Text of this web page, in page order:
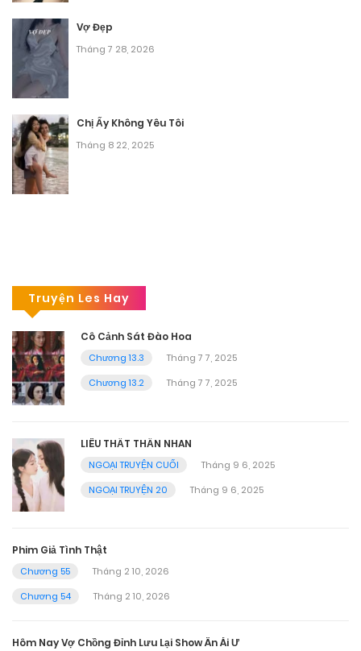
Vợ Đẹp
Tháng 7 28, 2026
Chị Ấy Không Yêu Tôi
Tháng 8 22, 2025
Truyện Les Hay
Cô Cảnh Sát Đào Hoa
Chương 13.3
Tháng 7 7, 2025
Chương 13.2
Tháng 7 7, 2025
LIÊU THẤT THẦN NHAN
NGOẠI TRUYỆN CUỐI
Tháng 9 6, 2025
NGOẠI TRUYỆN 20
Tháng 9 6, 2025
Phim Giả Tình Thật
Chương 55
Tháng 2 10, 2026
Chương 54
Tháng 2 10, 2026
Hôm Nay Vợ Chồng Đỉnh Lưu Lại Show Ân Ái Ư